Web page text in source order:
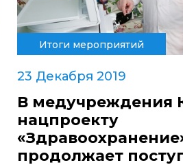
Итоги мероприятий
23 Декабря 2019
В медучреждения
нацпроекту
продолжает